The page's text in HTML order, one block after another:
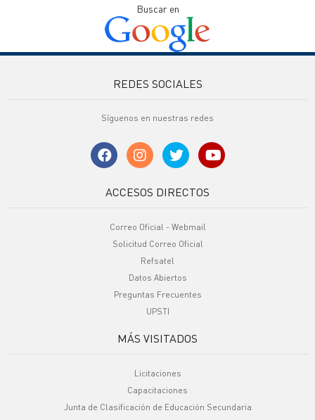
Buscar en
REDES SOCIALES
Síguenos en nuestras redes
ACCESOS DIRECTOS
Correo Oficial - Webmail
Solicitud Correo Oficial
Refsatel
Datos Abiertos
Preguntas Frecuentes
UPSTI
MÁS VISITADOS
Licitaciones
Capacitaciones
Junta de Clasificación de Educación Secundaria